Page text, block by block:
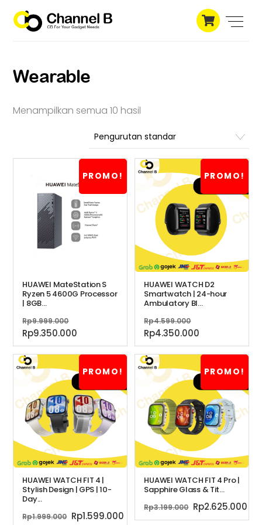
content
Cart
Wearable
Menampilkan semua 10 hasil
PROMO!
HUAWEI MateStation S
Ryzen 5 4600G Processor
| 8GB...
Rp9.999.000
aslinya
adalah:
Rp9.999.000.
Rp9.350.000
saat
ini
adalah:
PROMO!
HUAWEI WATCH D2
Smartwatch | 24-hour
Ambulatory Bl...
Rp4.599.000
aslinya
adalah:
Rp4.599.000.
Rp4.350.000
saat
ini
adalah:
PROMO!
HUAWEI WATCH FIT 4 |
Stylish Design | GPS | 10-
Day...
Rp1.999.000 Harga
Rp1.599.000 Harga
PROMO!
HUAWEI WATCH FIT 4 Pro |
Sapphire Glass & Tit...
Rp3.199.000 Harga
aslinya
Rp2.625.000